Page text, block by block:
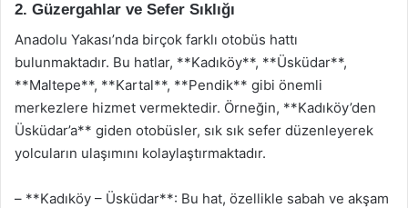
2. Güzergahlar ve Sefer Sıklığı
Anadolu Yakası’nda birçok farklı otobüs hattı
bulunmaktadır. Bu hatlar, **Kadıköy**, **Üsküdar**,
**Maltepe**, **Kartal**, **Pendik** gibi önemli
merkezlere hizmet vermektedir. Örneğin, **Kadıköy’den
Üsküdar’a** giden otobüsler, sık sık sefer düzenleyerek
yolcuların ulaşımını kolaylaştırmaktadır.
– **Kadıköy – Üsküdar**: Bu hat, özellikle sabah ve akşam